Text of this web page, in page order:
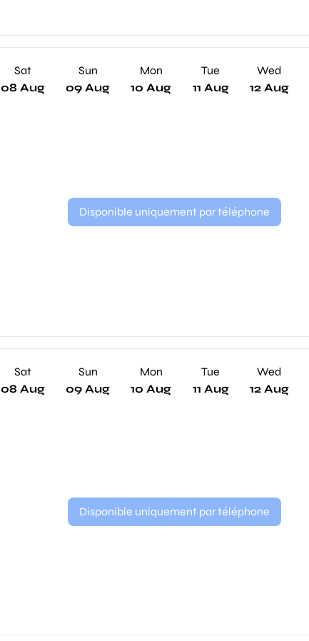
Sat
08 Aug
Sun
09 Aug
Mon
10 Aug
Tue
11 Aug
Wed
12 Aug
Disponible uniquement par téléphone
Sat
08 Aug
Sun
09 Aug
Mon
10 Aug
Tue
11 Aug
Wed
12 Aug
Disponible uniquement par téléphone